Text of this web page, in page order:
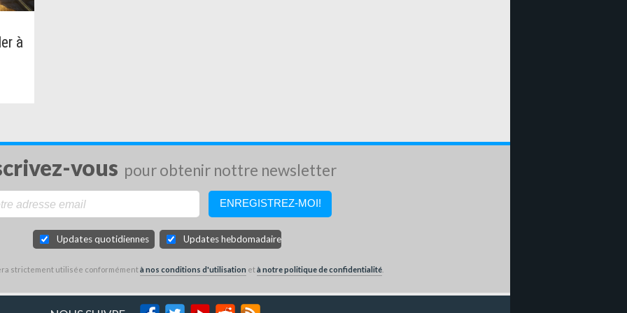
à
vous pour obtenir nottre newsletter
Updates quotidiennes Updates hebdomadaires
strictement utilisée conformémentà nos conditions d'utilisation età notre politique de confidentialité